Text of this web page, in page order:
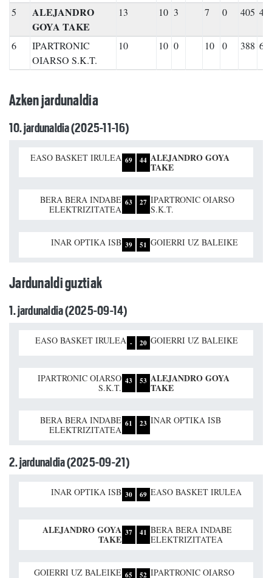
5
ALEJANDRO
GOYA TAKE
13 10 3 7 0 405
6
IPARTRONIC
OIARSO S.K.T.
10 10 0 10 0 388
Azken jardunaldia
10. jardunaldia (2025-11-16)
EASO BASKET IRULEA 69 44 ALEJANDRO GOYA
TAKE
BERA BERA INDABE
ELEKTRIZITATEA
63 27 IPARTRONIC OIARSO
S.K.T.
INAR OPTIKA ISB 39 51 GOIERRI UZ BALEIKE
Jardunaldi guztiak
1. jardunaldia (2025-09-14)
EASO BASKET IRULEA - 20 GOIERRI UZ BALEIKE
IPARTRONIC OIARSO
S.K.T.
43 53 ALEJANDRO GOYA
TAKE
BERA BERA INDABE
ELEKTRIZITATEA
61 23 INAR OPTIKA ISB
2. jardunaldia (2025-09-21)
INAR OPTIKA ISB 30 69 EASO BASKET IRULEA
ALEJANDRO GOYA
TAKE
37 41 BERA BERA INDABE
ELEKTRIZITATEA
GOIERRI UZ BALEIKE 65 52 IPARTRONIC OIARSO